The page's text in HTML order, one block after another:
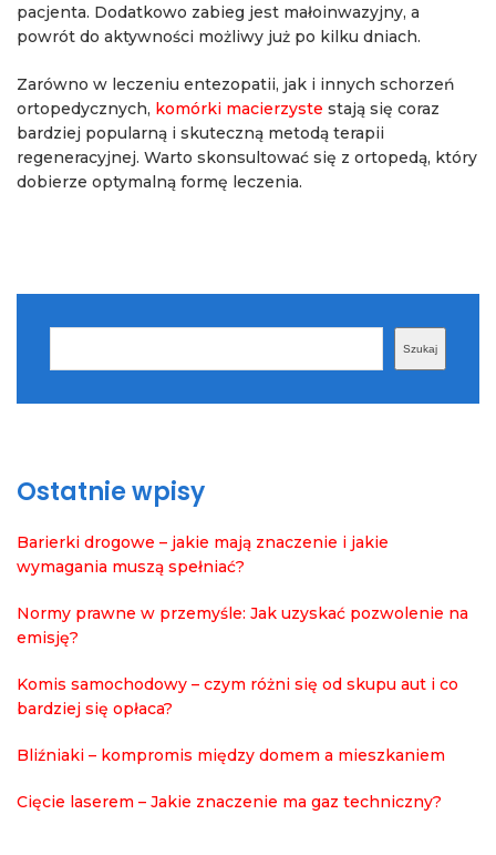
pacjenta. Dodatkowo zabieg jest małoinwazyjny, a
powrót do aktywności możliwy już po kilku dniach.
Zarówno w leczeniu entezopatii, jak i innych schorzeń
ortopedycznych, komórki macierzyste stają się coraz
bardziej popularną i skuteczną metodą terapii
regeneracyjnej. Warto skonsultować się z ortopedą, który
dobierze optymalną formę leczenia.
Szukaj
Ostatnie wpisy
Barierki drogowe – jakie mają znaczenie i jakie
wymagania muszą spełniać?
Normy prawne w przemyśle: Jak uzyskać pozwolenie na
emisję?
Komis samochodowy – czym różni się od skupu aut i co
bardziej się opłaca?
Bliźniaki – kompromis między domem a mieszkaniem
Cięcie laserem – Jakie znaczenie ma gaz techniczny?